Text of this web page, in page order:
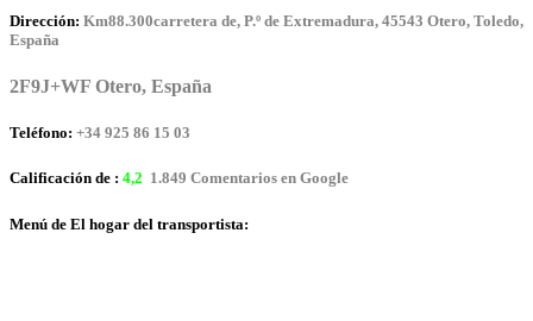
Dirección: Km88.300carretera de, P.º de Extremadura, 45543 Otero, Toledo,
España
2F9J+WF Otero, España
Teléfono: +34 925 86 15 03
Calificación de : 4,2 1.849 Comentarios en Google
Menú de El hogar del transportista: